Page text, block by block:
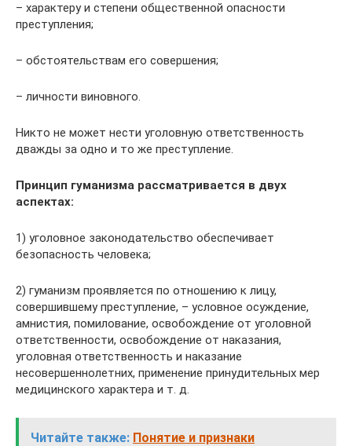
– характеру и степени общественной опасности
преступления;
– обстоятельствам его совершения;
– личности виновного.
Никто не может нести уголовную ответственность
дважды за одно и то же преступление.
Принцип гуманизма рассматривается в двух
аспектах:
1) уголовное законодательство обеспечивает
безопасность человека;
2) гуманизм проявляется по отношению к лицу,
совершившему преступление, – условное осуждение,
амнистия, помилование, освобождение от уголовной
ответственности, освобождение от наказания,
уголовная ответственность и наказание
несовершеннолетних, применение принудительных мер
медицинского характера и т. д.
Читайте также: Понятие и признаки